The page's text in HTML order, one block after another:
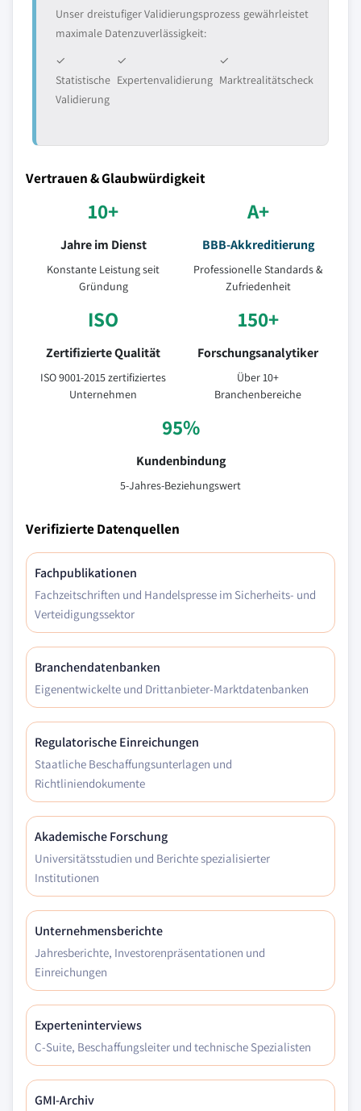
Unser dreistufiger Validierungsprozess gewährleistet
maximale Datenzuverlässigkeit:
✓
Statistische
Validierung
✓
Expertenvalidierung
✓
Marktrealitätscheck
Vertrauen & Glaubwürdigkeit
10+
Jahre im Dienst
Konstante Leistung seit
Gründung
A+
BBB-Akkreditierung
Professionelle Standards &
Zufriedenheit
ISO
Zertifizierte Qualität
ISO 9001-2015 zertifiziertes
Unternehmen
150+
Forschungsanalytiker
Über 10+
Branchenbereiche
95%
Kundenbindung
5-Jahres-Beziehungswert
Verifizierte Datenquellen
Fachpublikationen
Fachzeitschriften und Handelspresse im Sicherheits- und
Verteidigungssektor
Branchendatenbanken
Eigenentwickelte und Drittanbieter-Marktdatenbanken
Regulatorische Einreichungen
Staatliche Beschaffungsunterlagen und
Richtliniendokumente
Akademische Forschung
Universitätsstudien und Berichte spezialisierter
Institutionen
Unternehmensberichte
Jahresberichte, Investorenpräsentationen und
Einreichungen
Experteninterviews
C-Suite, Beschaffungsleiter und technische Spezialisten
GMI-Archiv